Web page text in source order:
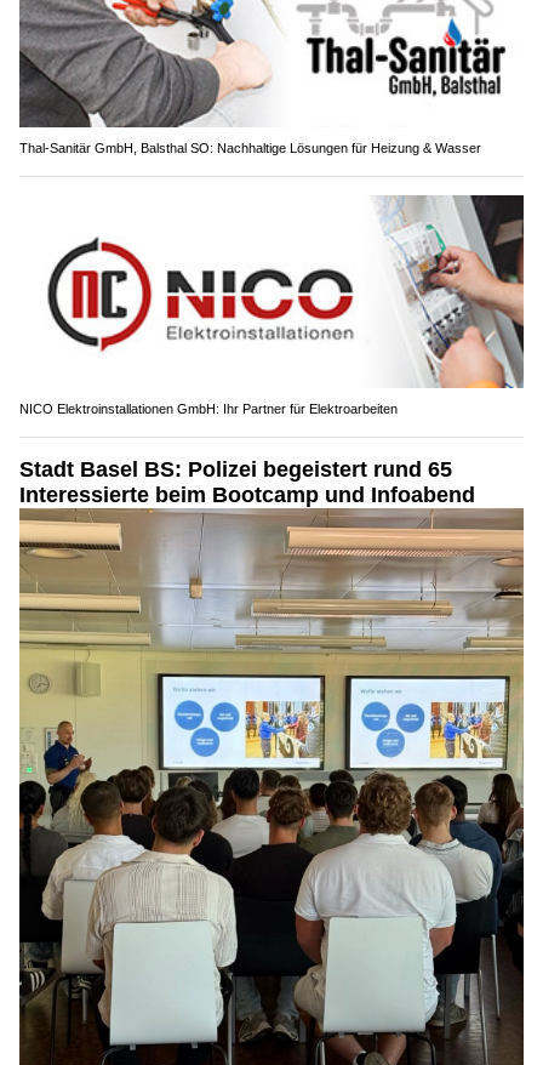
Thal-Sanitär GmbH, Balsthal SO: Nachhaltige Lösungen für Heizung & Wasser
NICO Elektroinstallationen GmbH: Ihr Partner für Elektroarbeiten
Stadt Basel BS: Polizei begeistert rund 65
Interessierte beim Bootcamp und Infoabend